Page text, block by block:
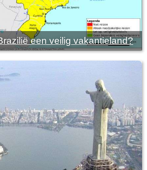
een veilig vakantieland?